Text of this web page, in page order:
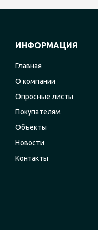
ИНФОРМАЦИЯ
Главная
О компании
Опросные листы
Покупателям
Объекты
Новости
Контакты